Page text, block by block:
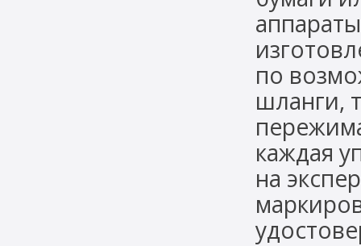
по
шланги,
каждая
на